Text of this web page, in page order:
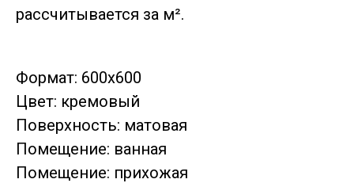
рассчитывается за м².
Формат: 600x600
Цвет: кремовый
Поверхность: матовая
Помещение: ванная
Помещение: прихожая